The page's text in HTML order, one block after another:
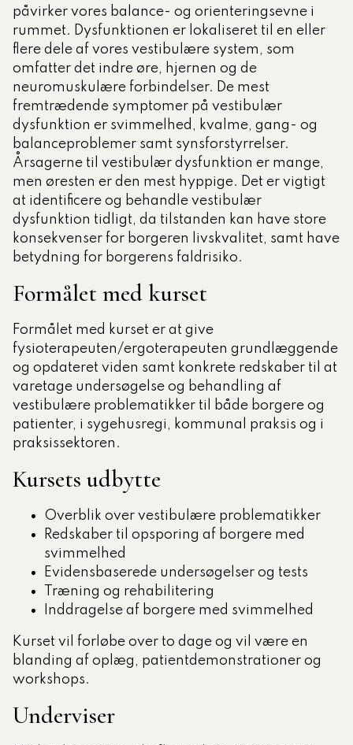
påvirker vores balance- og orienteringsevne i
rummet. Dysfunktionen er lokaliseret til en eller
flere dele af vores vestibulære system, som
omfatter det indre øre, hjernen og de
neuromuskulære forbindelser. De mest
fremtrædende symptomer på vestibulær
dysfunktion er svimmelhed, kvalme, gang- og
balanceproblemer samt synsforstyrrelser.
Årsagerne til vestibulær dysfunktion er mange,
men øresten er den mest hyppige. Det er vigtigt
at identificere og behandle vestibulær
dysfunktion tidligt, da tilstanden kan have store
konsekvenser for borgeren livskvalitet, samt have
betydning for borgerens faldrisiko.
Formålet med kurset
Formålet med kurset er at give
fysioterapeuten/ergoterapeuten grundlæggende
og opdateret viden samt konkrete redskaber til at
varetage undersøgelse og behandling af
vestibulære problematikker til både borgere og
patienter, i sygehusregi, kommunal praksis og i
praksissektoren.
Kursets udbytte
Overblik over vestibulære problematikker
Redskaber til opsporing af borgere med
svimmelhed
Evidensbaserede undersøgelser og tests
Træning og rehabilitering
Inddragelse af borgere med svimmelhed
Kurset vil forløbe over to dage og vil være en
blanding af oplæg, patientdemonstrationer og
workshops.
Underviser